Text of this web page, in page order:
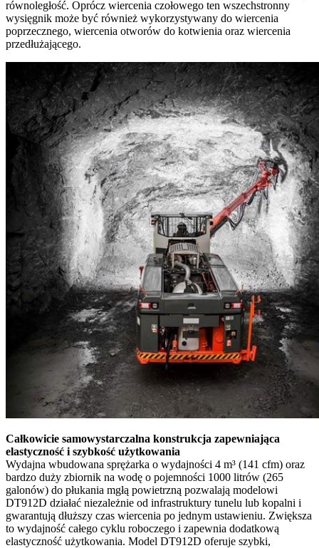
równoległość. Oprócz wiercenia czołowego ten wszechstronny
wysięgnik może być również wykorzystywany do wiercenia
poprzecznego, wiercenia otworów do kotwienia oraz wiercenia
przedłużającego.
Całkowicie samowystarczalna konstrukcja zapewniająca
elastyczność i szybkość użytkowania
Wydajna wbudowana sprężarka o wydajności 4 m³ (141 cfm) oraz
bardzo duży zbiornik na wodę o pojemności 1000 litrów (265
galonów) do płukania mgłą powietrzną pozwalają modelowi
DT912D działać niezależnie od infrastruktury tunelu lub kopalni i
gwarantują dłuższy czas wiercenia po jednym ustawieniu. Zwiększa
to wydajność całego cyklu roboczego i zapewnia dodatkową
elastyczność użytkowania. Model DT912D oferuje szybki,